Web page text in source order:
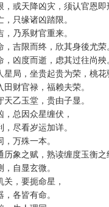
，或天降凶灾，须认官恩即
，只缘诸凶踏限。
，乃系财官重来。
，吉限而终，欣其身後尤荣
，凶度而逝，虑其过往尚殃
星局，坐贵起贵为荣，桃
田财官禄，福赖夫荣。
天乙玉堂，贵由子显。
，总因众星缠伏，
，尽看岁运加详。
，万殊一本。
历象之赋，熟读缠度玉衡之
，自显玄微。
关，要扼命星，
，各皆有命。